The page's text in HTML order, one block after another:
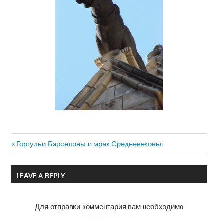
Навигация
по
Previous
Post:
Горгульи Барселоны и мрак Средневековья
LEAVE A REPLY
Для отправки комментария вам необходимо